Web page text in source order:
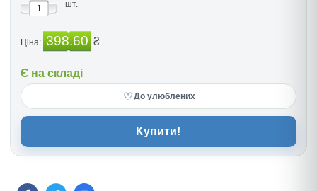
шт.
Ціна: 398.60 ₴
Є на складі
♡До улюблених
Купити!